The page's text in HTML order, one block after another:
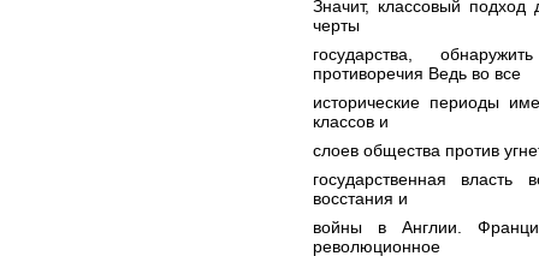
Значит, классовый подход
черты
государства,
противоречия Ведь во все
исторические периоды
классов и
слоев общества против
государственная
восстания и
войны в Англии.
революционное